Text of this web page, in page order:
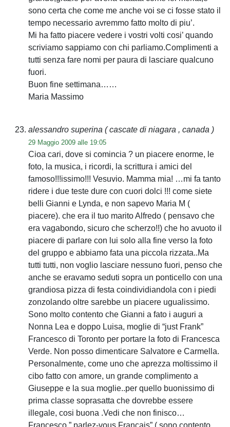
sono certa che come me anche voi se ci fosse stato il
tempo necessario avremmo fatto molto di piu’.
Mi ha fatto piacere vedere i vostri volti cosi’ quando
scriviamo sappiamo con chi parliamo.Complimenti a
tutti senza fare nomi per paura di lasciare qualcuno
fuori.
Buon fine settimana……
Maria Massimo
alessandro superina ( cascate di niagara , canada )
29 Maggio 2009 alle 19:05
Cioa cari, dove si comincia ? un piacere enorme, le
foto, la musica, i ricordi, la scrittura i amici del
famoso!!!issimo!!! Vesuvio. Mamma mia! …mi fa tanto
ridere i due teste dure con cuori dolci !!! come siete
belli Gianni e Lynda, e non sapevo Maria M (
piacere). che era il tuo marito Alfredo ( pensavo che
era vagabondo, sicuro che scherzo!!) che ho avuoto il
piacere di parlare con lui solo alla fine verso la foto
del gruppo e abbiamo fata una piccola rizzata..Ma
tutti tutti, non voglio lasciare nessuno fuori, penso che
anche se eravamo seduti sopra un ponticello con una
grandiosa pizza di festa coindividiandola con i piedi
zonzolando oltre sarebbe un piacere ugualissimo.
Sono molto contento che Gianni a fato i auguri a
Nonna Lea e doppo Luisa, moglie di “just Frank”
Francesco di Toronto per portare la foto di Francesca
Verde. Non posso dimenticare Salvatore e Carmella.
Personalmente, come uno che aprezza moltissimo il
cibo fatto con amore, un grande complimento a
Giuseppe e la sua moglie..per quello buonissimo di
prima classe soprasatta che dovrebbe essere
illegale, cosi buona .Vedi che non finisco…